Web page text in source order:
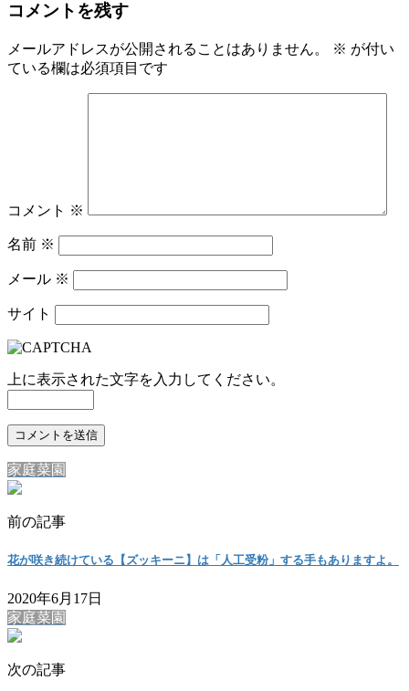
コメントを残す
メールアドレスが公開されることはありません。 ※ が付い
ている欄は必須項目です
コメント ※
名前 ※
メール ※
サイト
上に表示された文字を入力してください。
家庭菜園
前の記事
花が咲き続けている【ズッキーニ】は「人工受粉」する手もありますよ。
2020年6月17日
家庭菜園
次の記事